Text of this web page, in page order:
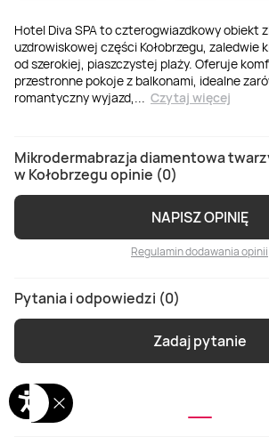
Hotel Diva SPA to czterogwiazdkowy obiekt
uzdrowiskowej części Kołobrzegu, zaledwie
od szerokiej, piaszczystej plaży. Oferuje
przestronne pokoje z balkonami, idealne
romantyczny wyjazd,... Czytaj więcej
Mikrodermabrazja diamentowa
w Kołobrzegu opinie (0)
NAPISZ OPINIĘ
Regulamin dodawania opinii
Pytania i odpowiedzi (0)
Zadaj pytanie